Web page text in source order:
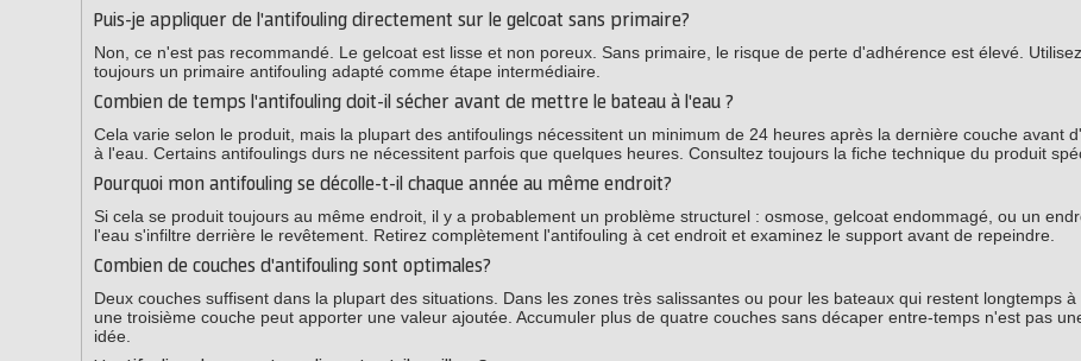
Puis-je appliquer de l'antifouling directement sur le gelcoat sans primaire?
Non, ce n'est pas recommandé. Le gelcoat est lisse et non poreux. Sans primaire, le risque de perte d'adhérence est élevé. Utilisez
toujours un primaire antifouling adapté comme étape intermédiaire.
Combien de temps l'antifouling doit-il sécher avant de mettre le bateau à l'eau ?
Cela varie selon le produit, mais la plupart des antifoulings nécessitent un minimum de 24 heures après la dernière couche avant
à l'eau. Certains antifoulings durs ne nécessitent parfois que quelques heures. Consultez toujours la fiche technique du produit
Pourquoi mon antifouling se décolle-t-il chaque année au même endroit?
Si cela se produit toujours au même endroit, il y a probablement un problème structurel : osmose, gelcoat endommagé, ou un
l'eau s'infiltre derrière le revêtement. Retirez complètement l'antifouling à cet endroit et examinez le support avant de repeindre.
Combien de couches d'antifouling sont optimales?
Deux couches suffisent dans la plupart des situations. Dans les zones très salissantes ou pour les bateaux qui restent longtemps à
une troisième couche peut apporter une valeur ajoutée. Accumuler plus de quatre couches sans décaper entre-temps n'est pas
idée.